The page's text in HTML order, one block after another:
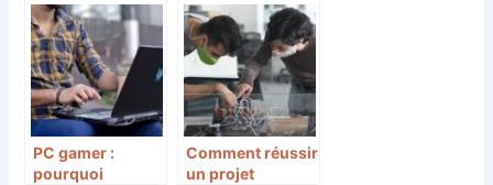
dans les hôtels :
importance et
fonctionnement
de la prospection
PC gamer :
pourquoi
Comment réussir
un projet